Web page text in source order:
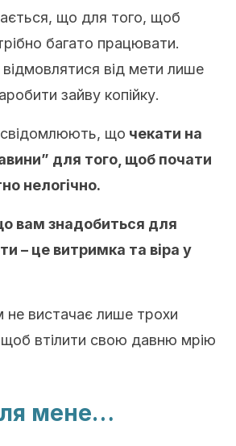
що для того, щоб
багато працювати.
від мети лише
зайву копійку.
що чекати на
для того, щоб почати
нелогічно.
вам знадобиться для
– це витримка та віра у
вистачає лише трохи
щоб втілити свою давню мрію
мене…